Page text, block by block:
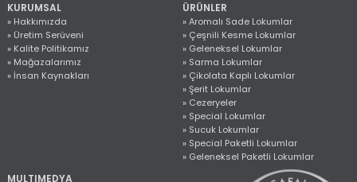
KURUMSAL
» Hakkımızda
» Üretim Serüveni
» Kalite Politikamız
» Mağazalarımız
» İnsan Kaynakları
ÜRÜNLER
» Aromalı Sade Lokumlar
» Çeşnili Kesme Lokumlar
» Geleneksel Lokumlar
» Sarma Lokumlar
» Çikolata Kaplı Lokumlar
» Şerit Lokumlar
» Cezeryeler
» Special Lokumlar
» Sucuk Lokumlar
» Special Paketli Lokumlar
» Geleneksel Paketli Lokumlar
MULTIMEDYA